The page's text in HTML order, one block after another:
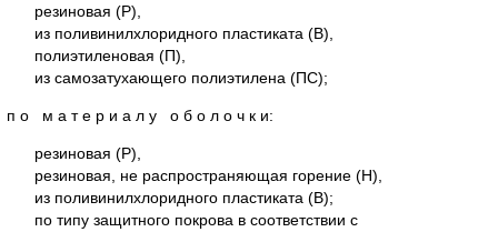
резиновая (Р),
из поливинилхлоридного пластиката (В),
полиэтиленовая (П),
из самозатухающего полиэтилена (ПС);
п о м а т е р и а л у о б о л о ч к и:
резиновая (Р),
резиновая, не распространяющая горение (Н),
из поливинилхлоридного пластиката (В);
по типу защитного покрова в соответствии с